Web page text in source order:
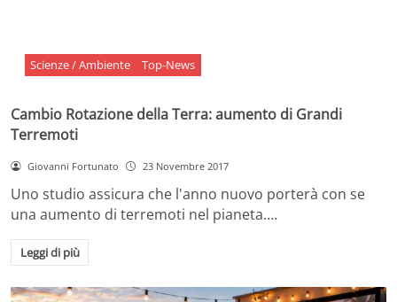
Scienze / Ambiente Top-News
Cambio Rotazione della Terra: aumento di Grandi
Terremoti
Giovanni Fortunato 23 Novembre 2017
Uno studio assicura che l'anno nuovo porterà con se
una aumento di terremoti nel pianeta.…
Leggi di più